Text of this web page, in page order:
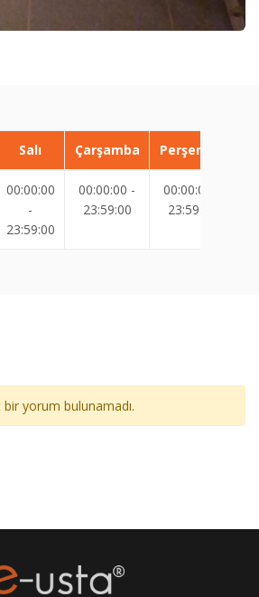
Salı Çarşamba Perşembe
00:00:00
-
23:59:00
00:00:00 -
23:59:00
00:00:00 -
23:59:00
bir yorum bulunamadı.